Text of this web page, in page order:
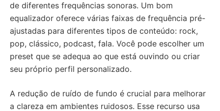
de diferentes frequências sonoras. Um bom
equalizador oferece várias faixas de frequência pré-
ajustadas para diferentes tipos de conteúdo: rock,
pop, clássico, podcast, fala. Você pode escolher um
preset que se adequa ao que está ouvindo ou criar
seu próprio perfil personalizado.
A redução de ruído de fundo é crucial para melhorar
a clareza em ambientes ruidosos. Esse recurso usa